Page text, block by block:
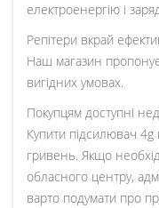
електроенергію і
Репітери вкрай
Наш магазин
вигідних умовах.
Покупцям доступні
Купити підсилювач 4g
гривень. Якщо
обласного центру,
варто подумати про